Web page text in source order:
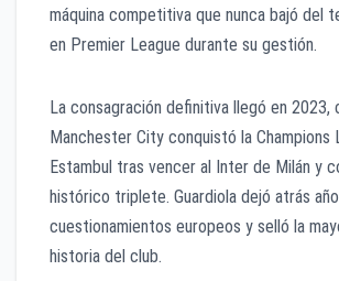
máquina competitiva que nunca bajó del
en Premier League durante su gestión.
La consagración definitiva llegó en 2023,
Manchester City conquistó la Champions
Estambul tras vencer al Inter de Milán y
histórico triplete. Guardiola dejó atrás
cuestionamientos europeos y selló la
historia del club.